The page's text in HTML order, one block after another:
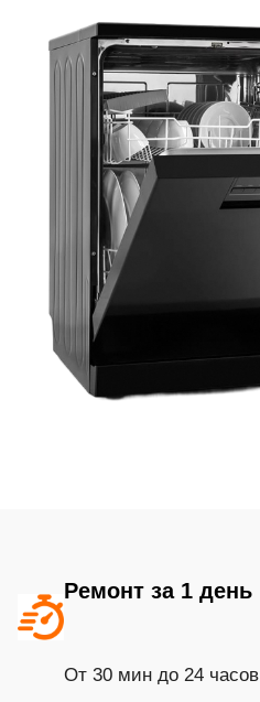
Ремонт за 1 день
От 30 мин до 24 часов